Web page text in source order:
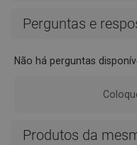
Perguntas e
Não há perguntas
Produtos da